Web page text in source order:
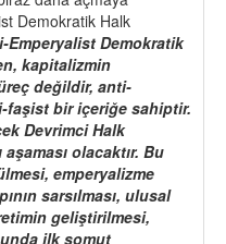
Demokratik Halk
Emperyalist Demokratik
kapitalizmin
değildir, anti-
bir içeriğe sahiptir.
Devrimci Halk
aşaması olacaktır. Bu
emperyalizme
sarsılması, ulusal
geliştirilmesi,
ilk somut